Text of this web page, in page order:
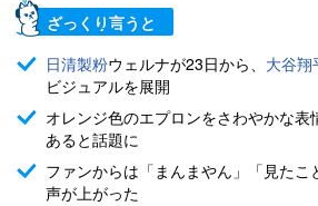
ざっくり言うと
日清製粉ウェルナが23日から、 大谷翔
ビジュアルを展開
オレンジ色のエプロンをさわやかな
あると話題に
ファンからは「まんまやん」「見た
声が上がった